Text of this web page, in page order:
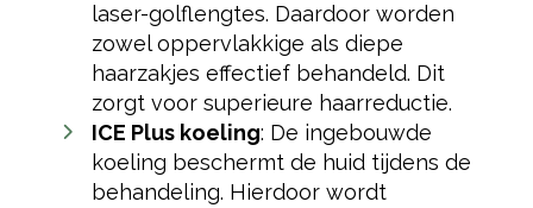
laser-golflengtes. Daardoor worden
zowel oppervlakkige als diepe
haarzakjes effectief behandeld. Dit
zorgt voor superieure haarreductie.
ICE Plus koeling: De ingebouwde
koeling beschermt de huid tijdens de
behandeling. Hierdoor wordt